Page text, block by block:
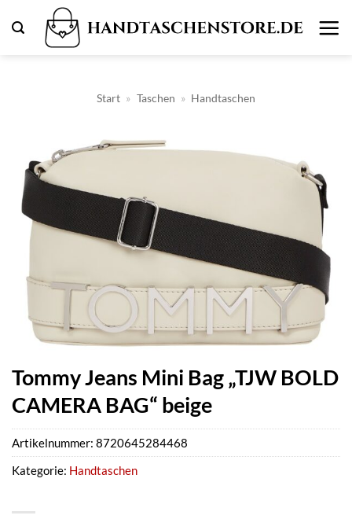
Inhalt
Start » Taschen » Handtaschen
Tommy Jeans Mini Bag „TJW BOLD
CAMERA BAG“ beige
Artikelnummer: 8720645284468
Kategorie: Handtaschen